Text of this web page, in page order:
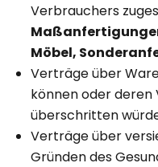
Verbrauchers
Möbel,
Verträge über
können oder
überschritten
Verträge über
Gründen des